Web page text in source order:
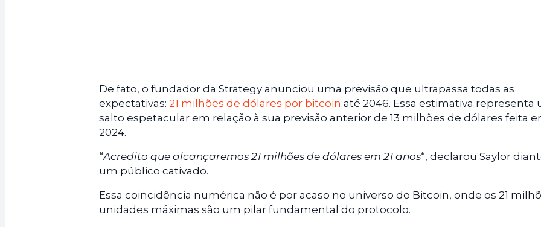
De fato, o fundador da Strategy anunciou uma previsão que ultrapassa todas as
expectativas: 21 milhões de dólares por bitcoin até 2046. Essa estimativa representa
salto espetacular em relação à sua previsão anterior de 13 milhões de dólares feita
2024.
“Acredito que alcançaremos 21 milhões de dólares em 21 anos“, declarou Saylor
um público cativado.
Essa coincidência numérica não é por acaso no universo do Bitcoin, onde os 21
unidades máximas são um pilar fundamental do protocolo.